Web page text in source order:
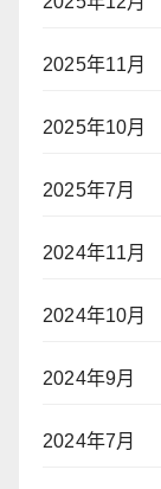
2025年11月
2025年10月
2025年7月
2024年11月
2024年10月
2024年9月
2024年7月